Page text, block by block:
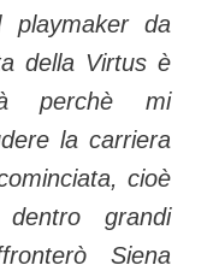
da
della Virtus è
perchè mi
la carriera
cioè
grandi
Siena